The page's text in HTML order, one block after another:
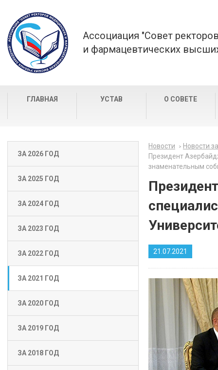
Ассоциация "Совет
и фармацевтических
ГЛАВНАЯ УСТАВ О СОВЕТЕ
ЗА 2026 ГОД
ЗА 2025 ГОД
ЗА 2024 ГОД
ЗА 2023 ГОД
ЗА 2022 ГОД
ЗА 2021 ГОД
ЗА 2020 ГОД
ЗА 2019 ГОД
ЗА 2018 ГОД
Новости
Новости
Президент
знаменательным
21.07.2021